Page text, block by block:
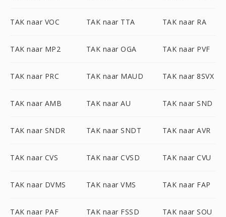
TAK naar VOC TAK naar TTA TAK naar RA
TAK naar MP2 TAK naar OGA TAK naar PVF
TAK naar PRC TAK naar MAUD TAK naar 8SVX
TAK naar AMB TAK naar AU TAK naar SND
TAK naar SNDR TAK naar SNDT TAK naar AVR
TAK naar CVS TAK naar CVSD TAK naar CVU
TAK naar DVMS TAK naar VMS TAK naar FAP
TAK naar PAF TAK naar FSSD TAK naar SOU